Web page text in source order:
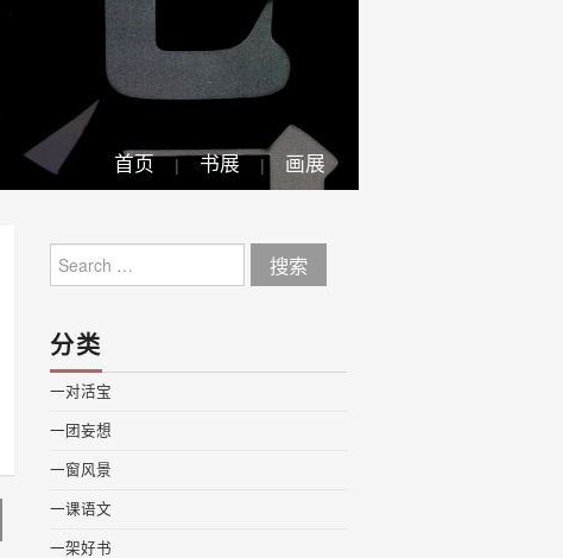
首页 书展 画展
for:
分类
一对活宝
一团妄想
一窗风景
一课语文
一架好书